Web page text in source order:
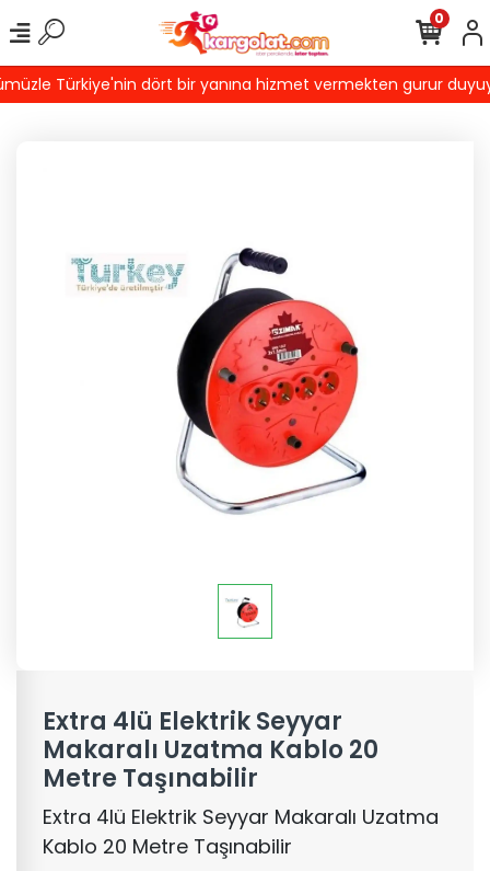
Türkiye'nin dört bir yanına hizmet vermekten gurur
0
Extra 4lü Elektrik Seyyar
Makaralı Uzatma Kablo 20
Metre Taşınabilir
Extra 4lü Elektrik Seyyar Makaralı Uzatma
Kablo 20 Metre Taşınabilir